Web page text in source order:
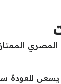
المصري
يسعى للعودة